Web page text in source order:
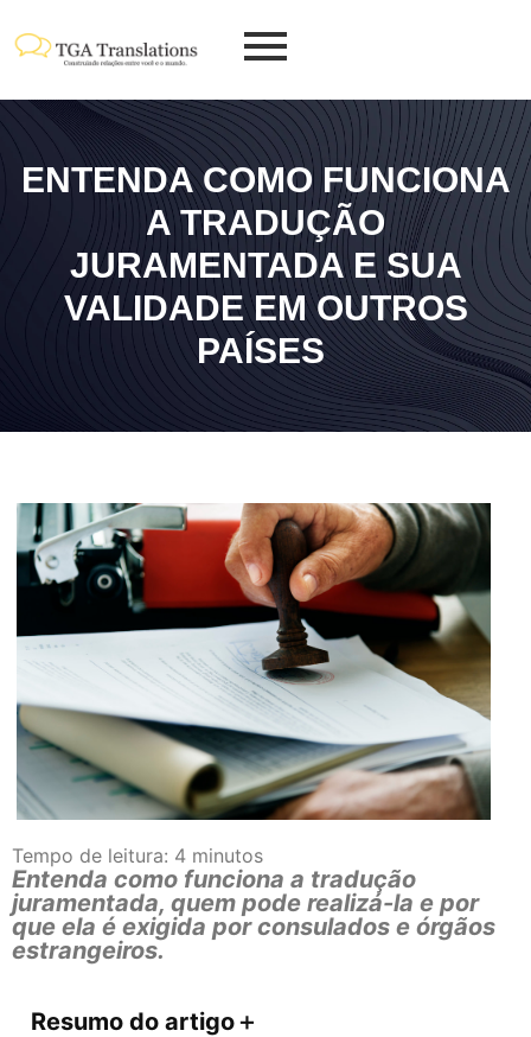
ENTENDA COMO FUNCIONA
A TRADUÇÃO
JURAMENTADA E SUA
VALIDADE EM OUTROS
PAÍSES
Tempo de leitura: 4 minutos
Entenda como funciona a tradução
juramentada, quem pode realizá-la e por
que ela é exigida por consulados e órgãos
estrangeiros.
Resumo do artigo＋